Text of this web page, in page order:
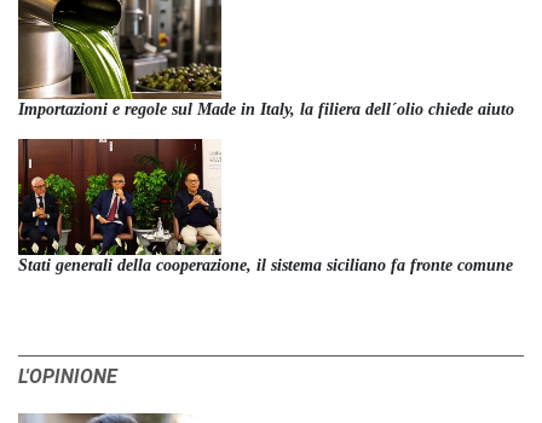
Importazioni e regole sul Made in Italy, la filiera dell´olio chiede aiuto
Stati generali della cooperazione, il sistema siciliano fa fronte comune
L'OPINIONE